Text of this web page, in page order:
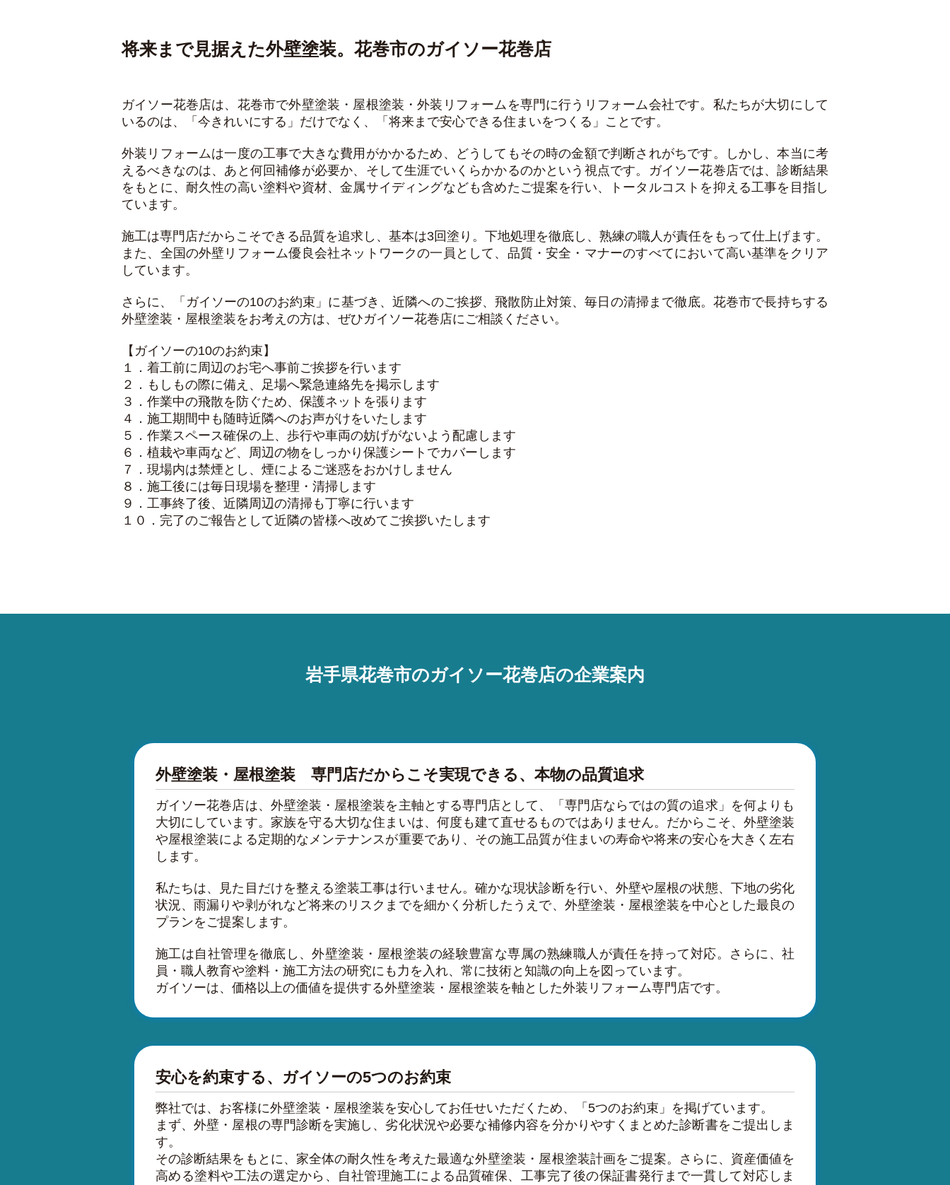
将来まで見据えた外壁塗装。花巻市のガイソー花巻店
ガイソー花巻店は、花巻市で外壁塗装・屋根塗装・外装リフォームを専門に行うリフォーム会社です。私たちが大切にして
いるのは、「今きれいにする」だけでなく、「将来まで安心できる住まいをつくる」ことです。
外装リフォームは一度の工事で大きな費用がかかるため、どうしてもその時の金額で判断されがちです。しかし、本当に考
えるべきなのは、あと何回補修が必要か、そして生涯でいくらかかるのかという視点です。ガイソー花巻店では、診断結果
をもとに、耐久性の高い塗料や資材、金属サイディングなども含めたご提案を行い、トータルコストを抑える工事を目指し
ています。
施工は専門店だからこそできる品質を追求し、基本は3回塗り。下地処理を徹底し、熟練の職人が責任をもって仕上げます。
また、全国の外壁リフォーム優良会社ネットワークの一員として、品質・安全・マナーのすべてにおいて高い基準をクリア
しています。
さらに、「ガイソーの10のお約束」に基づき、近隣へのご挨拶、飛散防止対策、毎日の清掃まで徹底。花巻市で長持ちする
外壁塗装・屋根塗装をお考えの方は、ぜひガイソー花巻店にご相談ください。
【ガイソーの10のお約束】
１．着工前に周辺のお宅へ事前ご挨拶を行います
２．もしもの際に備え、足場へ緊急連絡先を掲示します
３．作業中の飛散を防ぐため、保護ネットを張ります
４．施工期間中も随時近隣へのお声がけをいたします
５．作業スペース確保の上、歩行や車両の妨げがないよう配慮します
６．植栽や車両など、周辺の物をしっかり保護シートでカバーします
７．現場内は禁煙とし、煙によるご迷惑をおかけしません
８．施工後には毎日現場を整理・清掃します
９．工事終了後、近隣周辺の清掃も丁寧に行います
１０．完了のご報告として近隣の皆様へ改めてご挨拶いたします
岩手県花巻市のガイソー花巻店の企業案内
外壁塗装・屋根塗装 専門店だからこそ実現できる、本物の品質追求
ガイソー花巻店は、外壁塗装・屋根塗装を主軸とする専門店として、「専門店ならではの質の追求」を何よりも
大切にしています。家族を守る大切な住まいは、何度も建て直せるものではありません。だからこそ、外壁塗装
や屋根塗装による定期的なメンテナンスが重要であり、その施工品質が住まいの寿命や将来の安心を大きく左右
します。
私たちは、見た目だけを整える塗装工事は行いません。確かな現状診断を行い、外壁や屋根の状態、下地の劣化
状況、雨漏りや剥がれなど将来のリスクまでを細かく分析したうえで、外壁塗装・屋根塗装を中心とした最良の
プランをご提案します。
施工は自社管理を徹底し、外壁塗装・屋根塗装の経験豊富な専属の熟練職人が責任を持って対応。さらに、社
員・職人教育や塗料・施工方法の研究にも力を入れ、常に技術と知識の向上を図っています。
ガイソーは、価格以上の価値を提供する外壁塗装・屋根塗装を軸とした外装リフォーム専門店です。
安心を約束する、ガイソーの5つのお約束
弊社では、お客様に外壁塗装・屋根塗装を安心してお任せいただくため、「5つのお約束」を掲げています。
まず、外壁・屋根の専門診断を実施し、劣化状況や必要な補修内容を分かりやすくまとめた診断書をご提出しま
す。
その診断結果をもとに、家全体の耐久性を考えた最適な外壁塗装・屋根塗装計画をご提案。さらに、資産価値を
高める塗料や工法の選定から、自社管理施工による品質確保、工事完了後の保証書発行まで一貫して対応しま